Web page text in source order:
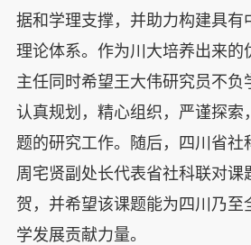
据和学理支撑，并助力构建具有
理论体系。作为川大培养出来的
主任同时希望王大伟研究员不负
认真规划，精心组织，严谨探索
题的研究工作。随后，四川省社
周宅贤副处长代表省社科联对课
贺，并希望该课题能为四川乃至
学发展贡献力量。